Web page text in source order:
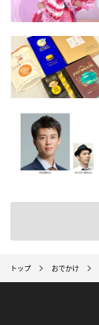
トップ おでかけ